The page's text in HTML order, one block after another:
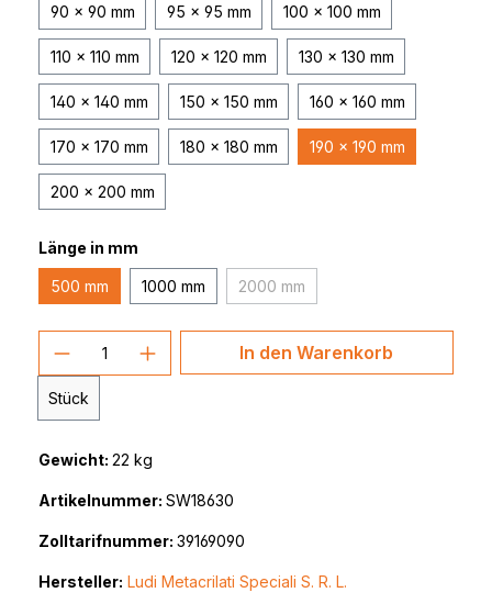
90 x 90 mm 95 x 95 mm 100 x 100 mm
110 x 110 mm 120 x 120 mm 130 x 130 mm
140 x 140 mm 150 x 150 mm 160 x 160 mm
170 x 170 mm 180 x 180 mm 190 x 190 mm
200 x 200 mm
Länge in mm
500 mm 1000 mm 2000 mm(Diese Option ist zurzeit nicht
Produkt Anzahl: Gib den
Stück
In den Warenkorb
Gewicht: 22 kg
Artikelnummer: SW18630
Zolltarifnummer: 39169090
Hersteller: Ludi Metacrilati Speciali S. R. L.